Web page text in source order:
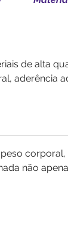
de alta
aderência
corporal,
não